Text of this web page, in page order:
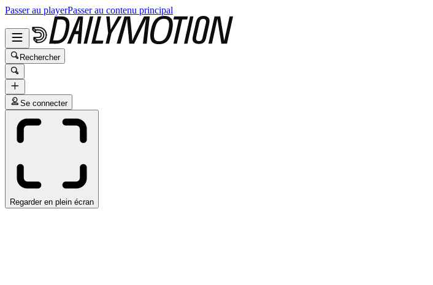
Passer au playerPasser au contenu principal
Rechercher
Se connecter
Regarder en plein écran